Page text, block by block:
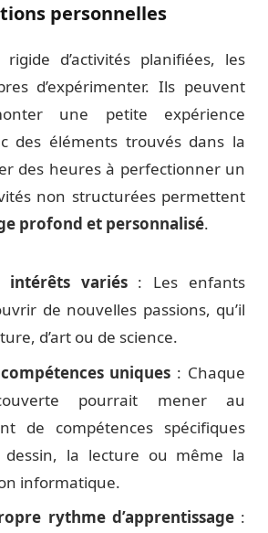
personnelles
d’activités planifiées, les
d’expérimenter. Ils peuvent
une petite expérience
des éléments trouvés dans la
des heures à perfectionner un
non structurées permettent
profond et personnalisé.
intérêts variés: Les enfants
de nouvelles passions, qu’il
d’art ou de science.
uniques : Chaque
pourrait mener au
de compétences spécifiques
la lecture ou même la
informatique.
rythme d’apprentissage: